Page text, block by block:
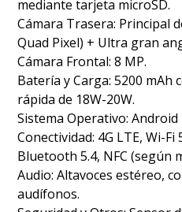
mediante tarjeta microSD.
Cámara Trasera: Principal
Quad Pixel) + Ultra gran
Cámara Frontal: 8 MP.
Batería y Carga: 5200 mAh
rápida de 18W-20W.
Sistema Operativo: Android
Conectividad: 4G LTE, Wi-
Bluetooth 5.4, NFC (según
Audio: Altavoces estéreo,
audífonos.